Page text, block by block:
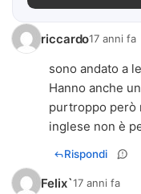
riccardo17 anni fa
sono andato a
Hanno anche
purtroppo però
inglese non è
Rispondi
Felix`17 anni fa